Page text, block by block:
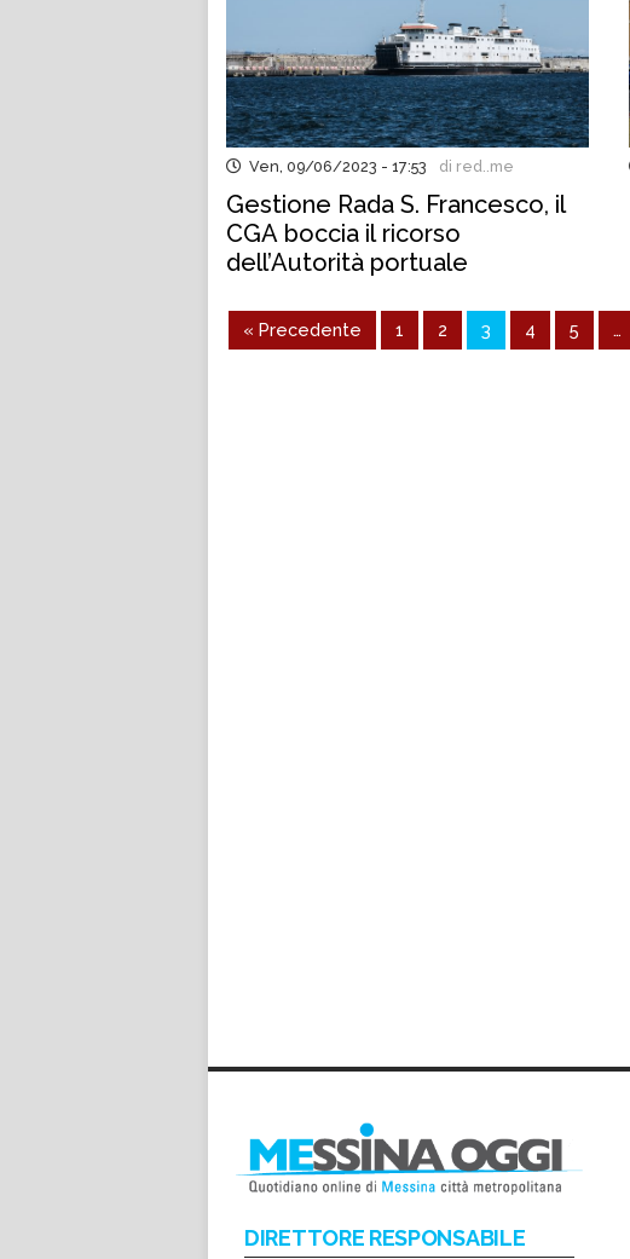
Ven, 09/06/2023 - 17:53 di red..me
Gestione Rada S. Francesco, il
CGA boccia il ricorso
dell’Autorità portuale
« Precedente 1 2 3 4 5 …
DIRETTORE RESPONSABILE